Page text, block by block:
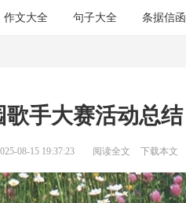
作文大全 句子大全 条据信函
歌手大赛活动总结
08-15 19:37:23 阅读全文 下载本文